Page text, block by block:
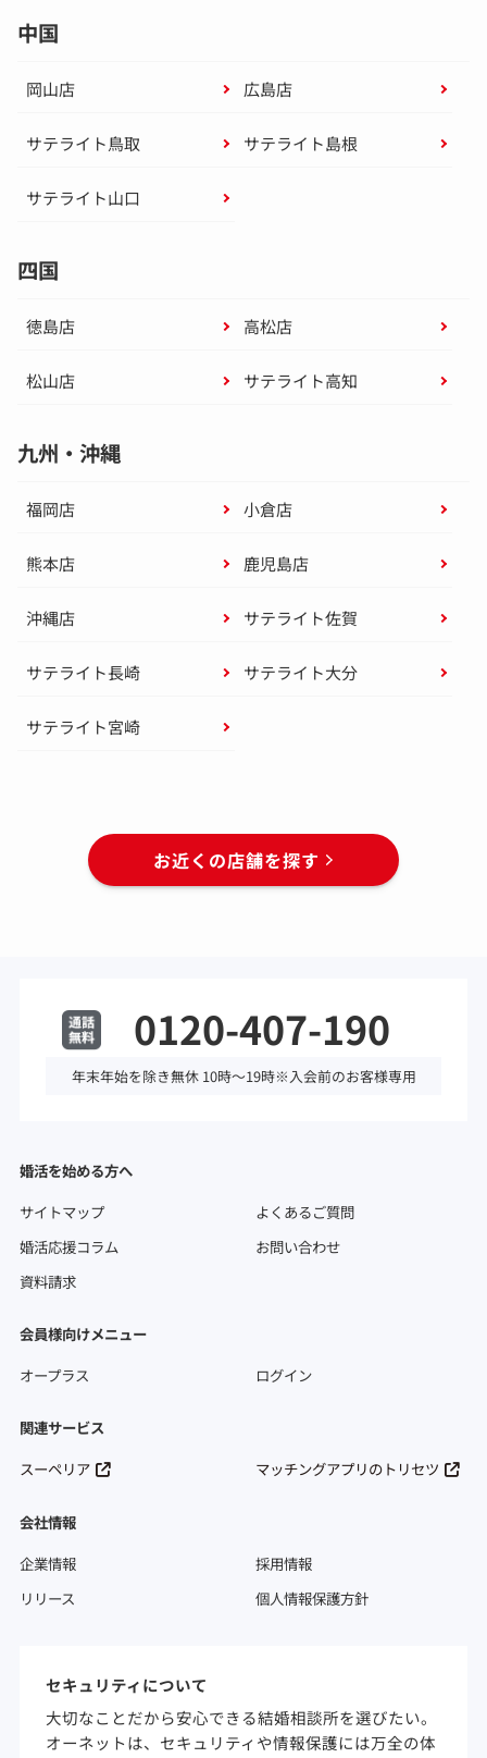
中国
岡山店 広島店
サテライト鳥取 サテライト島根
サテライト山口
四国
徳島店 高松店
松山店 サテライト高知
九州・沖縄
福岡店 小倉店
熊本店 鹿児島店
沖縄店 サテライト佐賀
サテライト長崎 サテライト大分
サテライト宮崎
お近くの店舗を探す
0120-407-190
年末年始を除き無休 10時～19時※入会前のお客様専用
婚活を始める方へ
サイトマップ
よくあるご質問
婚活応援コラム
お問い合わせ
資料請求
会員様向けメニュー
オープラス
ログイン
関連サービス
スーペリア
マッチングアプリのトリセツ
会社情報
企業情報
採用情報
リリース
個人情報保護方針
セキュリティについて
大切なことだから安心できる結婚相談所を選びたい。
オーネットは、セキュリティや情報保護には万全の体